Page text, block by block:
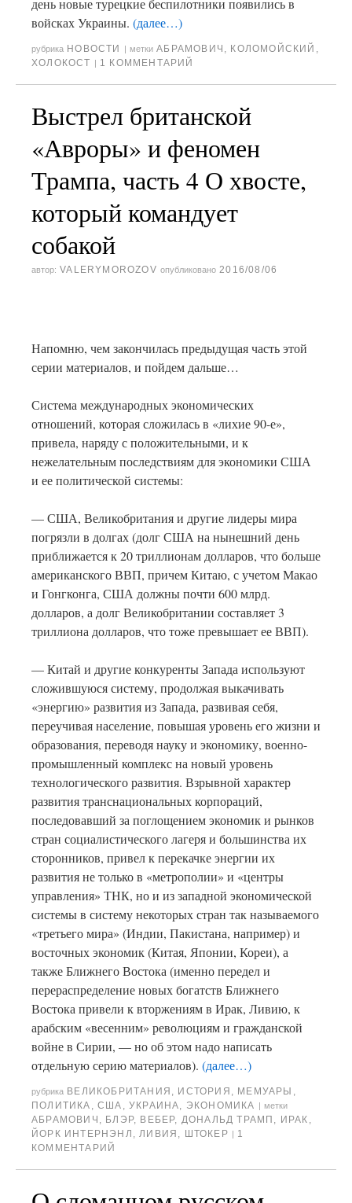
день новые турецкие беспилотники появились в
войсках Украины. (далее…)
рубрика НОВОСТИ | метки АБРАМОВИЧ , КОЛОМОЙСКИЙ ,
ХОЛОКОСТ | 1 КОММЕНТАРИЙ
Выстрел британской
«Авроры» и феномен
Трампа, часть 4 О хвосте,
который командует
собакой
автор: VALERYMOROZOV опубликовано 2016/08/06
Напомню, чем закончилась предыдущая часть этой
серии материалов, и пойдем дальше…
Система международных экономических
отношений, которая сложилась в «лихие 90-е»,
привела, наряду с положительными, и к
нежелательным последствиям для экономики США
и ее политической системы:
— США, Великобритания и другие лидеры мира
погрязли в долгах (долг США на нынешний день
приближается к 20 триллионам долларов, что больше
американского ВВП, причем Китаю, с учетом Макао
и Гонгконга, США должны почти 600 млрд.
долларов, а долг Великобритании составляет 3
триллиона долларов, что тоже превышает ее ВВП).
— Китай и другие конкуренты Запада используют
сложившуюся систему, продолжая выкачивать
«энергию» развития из Запада, развивая себя,
переучивая население, повышая уровень его жизни и
образования, переводя науку и экономику, военно-
промышленный комплекс на новый уровень
технологического развития. Взрывной характер
развития транснациональных корпораций,
последовавший за поглощением экономик и рынков
стран социалистического лагеря и большинства их
сторонников, привел к перекачке энергии их
развития не только в «метрополии» и «центры
управления» ТНК, но и из западной экономической
системы в систему некоторых стран так называемого
«третьего мира» (Индии, Пакистана, например) и
восточных экономик (Китая, Японии, Кореи), а
также Ближнего Востока (именно передел и
перераспределение новых богатств Ближнего
Востока привели к вторжениям в Ирак, Ливию, к
арабским «весенним» революциям и гражданской
войне в Сирии, — но об этом надо написать
отдельную серию материалов). (далее…)
рубрика ВЕЛИКОБРИТАНИЯ , ИСТОРИЯ , МЕМУАРЫ ,
ПОЛИТИКА ,США ,УКРАИНА, ЭКОНОМИКА | метки
АБРАМОВИЧ , БЛЭР, ВЕБЕР, ДОНАЛЬД ТРАМП , ИРАК ,
ЙОРК ИНТЕРНЭНЛ ,ЛИВИЯ , ШТОКЕР | 1
КОММЕНТАРИЙ